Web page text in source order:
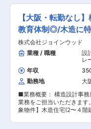
ると、月20時間ほどです
ない社員もいれば、本人
います。裁量権を持って業
ご自身で残業時間を調整して
く環境： 全工場にエアコン
め、快適な環境のもと業
ーカーとして製品開発、設
ています。1年で10万本、
本くらいを標準に油圧シリ
す。手に持てるサイズが
のの割合が多いです。 油圧
オーダーメイドで１から製
能です。 変更の範囲
工程を受け持っていただ
で各部品の取り付けを行い
でも丁寧に指導いたします。 ■研修体制
OJTでマンツーマンで丁寧
厚労省が若手の教育制度で
る企業へ認定するユースエ
り、若手の方の活躍実績も多
経験の方でも歓迎です！＞
らOJTで丁寧に指導します
ほとんど海外向けとなって
な雰囲気で仕事ができます
く必要ありません） ■篠山工場について： ・篠
山工場は40名が在籍して
調完備しており、真夏や真
きます。 ・出勤日は毎日
度会社の補助があります。 ■働き方： ・残業は
【大阪・転勤なし
教育体制◎/木造に
る！
株式会社ジョインウッド
業種 / 職種
設
レ
年収
勤務地
大
■業務概要： 構造設計事
業務をご担当いただきます。 ■業務詳細： 【
象物件】木造住宅(2〜４階